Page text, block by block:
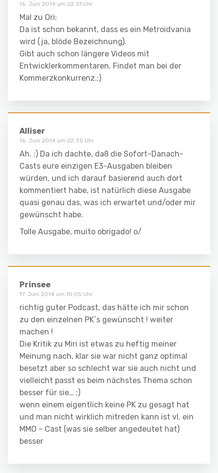
16. Juni 2014 um 22:31 Uhr
Mal zu Ori:
Da ist schon bekannt, dass es ein Metroidvania
wird (ja, blöde Bezeichnung).
Gibt auch schon längere Videos mit
Entwicklerkommentaren. Findet man bei der
Kommerzkonkurrenz.;)
Alliser
16. Juni 2014 um 22:35 Uhr
Ah. :) Da ich dachte, daß die Sofort-Danach-
Casts eure einzigen E3-Ausgaben bleiben
würden, und ich darauf basierend auch dort
kommentiert habe, ist natürlich diese Ausgabe
quasi genau das, was ich erwartet und/oder mir
gewünscht habe.
Tolle Ausgabe, muito obrigado! o/
Prinsee
17. Juni 2014 um 10:05 Uhr
richtig guter Podcast, das hätte ich mir schon
zu den einzelnen PK´s gewünscht ! weiter
machen !
Die Kritik zu Miri ist etwas zu heftig meiner
Meinung nach, klar sie war nicht ganz optimal
besetzt aber so schlecht war sie auch nicht und
vielleicht passt es beim nächstes Thema schon
besser für sie… ;)
wenn einem eigentlich keine PK zu gesagt hat
und man nicht wirklich mitreden kann ist vl. ein
MMO – Cast (was sie selber angedeutet hat)
besser